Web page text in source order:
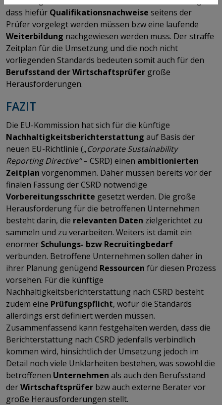
dass hiefür Qualifikationsnachweise seitens der
Prüfer vorgelegt werden müssen bzw eine laufende
Weiterbildung nachgewiesen werden muss. Der straffe
Zeitplan für die Umsetzung und die noch nicht
vorliegenden Standards bedeuten somit auch für den
Berufsstand der Wirtschaftsprüfer große
Herausforderungen.
FAZIT
Die EU-Kommission hat sich für die künftige
Nachhaltigkeitsberichterstattung auf Basis der
neuen EU-Richtlinie („Corporate Sustainability
Reporting Directive“– CSRD) einen ambitionierten
Zeitplan vorgenommen. Daher müssen bereits vor der
finalen Fassung der CSRD notwendige
Vorbereitungsschritte gesetzt werden. Die große
Herausforderung für die betroffenen Unternehmen
besteht darin, die relevanten Daten zielgerichtet zu
sammeln und zu verarbeiten. Weiters ist damit ein
enormer Schulungs- bzw Recruitingbedarf
verbunden. Betroffene Unternehmen sollen daher in
ihrer Planung genügend Ressourcen für diesen Prozess
vorsehen. Für die künftige
Nachhaltigkeitsberichterstattung nach CSRD besteht
zudem eine Prüfungspflicht, wofür die Standards
allerdings erst definiert werden müssen.
Zusammenfassend kann festgehalten werden, dass die
Berichterstattung nach CSRD jedenfalls verbindlich
kommen wird, hinsichtlich der Umsetzung jedoch im
Detail noch viele Unklarheiten bestehen, was sowohl die
betroffenen Unternehmen als auch den Berufsstand
derWirtschaftsprüfer bzw auch externe Berater vor
große Herausforderungen stellt.